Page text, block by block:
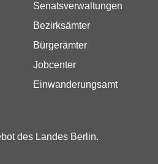
Senatsverwaltungen
Bezirksämter
Bürgerämter
Jobcenter
Einwanderungsamt
des Landes Berlin.